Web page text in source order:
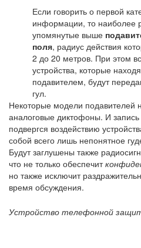
Если говорить о первой
информации, то наиболее
упомянутые выше
поля, радиус действия
2 до 20 метров. При этом
устройства, которые
подавителем, будут
гул.
Некоторые модели подавителей
аналоговые диктофоны. И
подвергся воздействию
собой всего лишь непонятное
Будут заглушены также
что не только обеспечит
но также исключит
время обсуждения.
Устройство телефонной